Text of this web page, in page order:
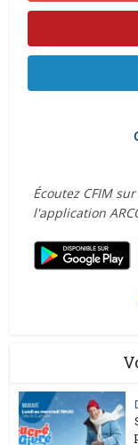
Écoutez CFIM
l'application